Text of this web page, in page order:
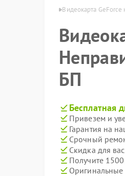
в Челябинске Видеокарта GeForce
БП
Бесплатная
Привезем и
Гарантия на
Срочный
Скидка для
Получите